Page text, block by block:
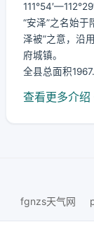
“安泽”之名始于
泽被”之意，沿
府城镇。
全县总面积
查看更多介绍
fgnzs天气网